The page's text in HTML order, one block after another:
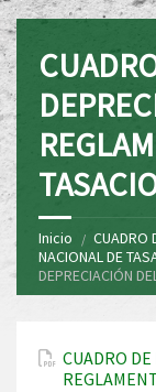
Inicio
CUADRO
NACIONAL DE
DEPRECIACIÓN
CUADRO